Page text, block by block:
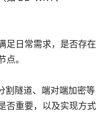
足日常需求，是否存在
点。
割隧道、端对端加密等
否重要，以及实现方式